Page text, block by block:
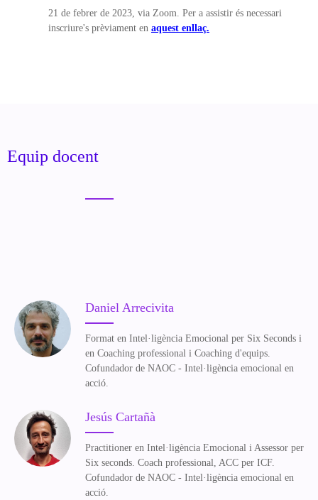
21 de febrer de 2023, via Zoom. Per a assistir és necessari
inscriure's prèviament en aquest enllaç.
Equip docent
Daniel Arrecivita
Format en Intel·ligència Emocional per Six Seconds i
en Coaching professional i Coaching d'equips
Cofundador de NAOC - Intel·ligència emocional en
acció
Jesús Cartañà
Practitioner en Intel·ligència Emocional i Assessor per
Six seconds Coach professional
, ACC per ICF.
Cofundador de NAOC - Intel·ligència emocional en
acció